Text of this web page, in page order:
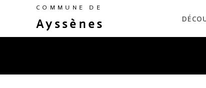
COMMUNE DE
Ayssènes